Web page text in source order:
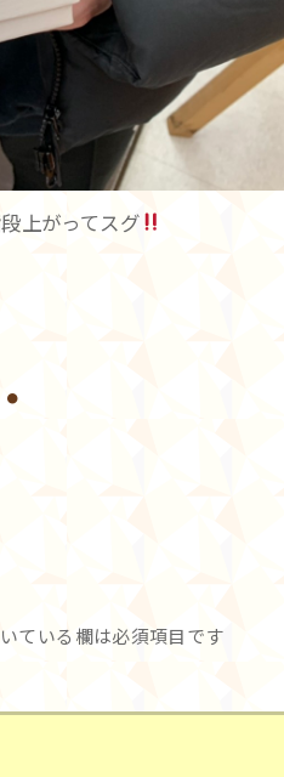
上がってスグ
ている欄は必須項目です